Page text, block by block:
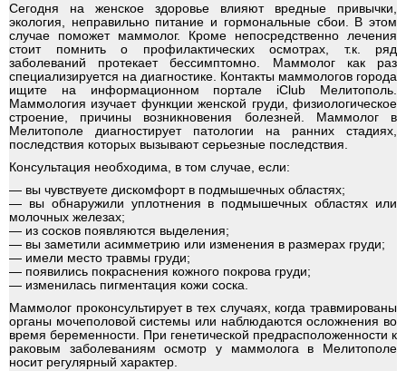
Педиатр
Лор
Лаборатории, анализы
Офтальмолог
Рентген
Невролог
Сегодня на женское здоровье влияют вредные привычки,
экология, неправильно питание и гормональные сбои. В этом
случае поможет маммолог. Кроме непосредственно лечения
стоит помнить о профилактических осмотрах, т.к. ряд
заболеваний протекает бессимптомно. Маммолог как раз
специализируется на диагностике. Контакты маммологов города
ищите на информационном портале iClub Мелитополь
Маммология изучает функции женской груди, физиологическое
строение, причины возникновения болезней. Маммолог в
Мелитополе диагностирует патологии на ранних стадиях,
последствия которых вызывают серьезные последствия.
Консультация необходима, в том случае, если:
— вы чувствуете дискомфорт в подмышечных областях;
— вы обнаружили уплотнения в подмышечных областях или
молочных железах;
— из сосков появляются выделения;
— вы заметили асимметрию или изменения в размерах груди;
— имели место травмы груди;
— появились покраснения кожного покрова груди;
— изменилась пигментация кожи соска.
Маммолог проконсультирует в тех случаях, когда травмированы
органы мочеполовой системы или наблюдаются осложнения во
время беременности. При генетической предрасположенности к
раковым заболеваниям осмотр у маммолога в Мелитополе
носит регулярный характер.